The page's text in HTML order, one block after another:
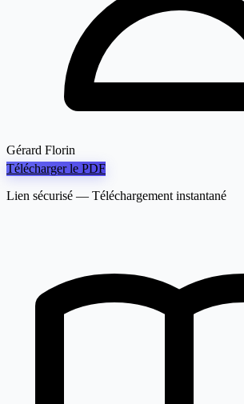
Gérard Florin
Télécharger le PDF
Lien sécurisé — Téléchargement instantané